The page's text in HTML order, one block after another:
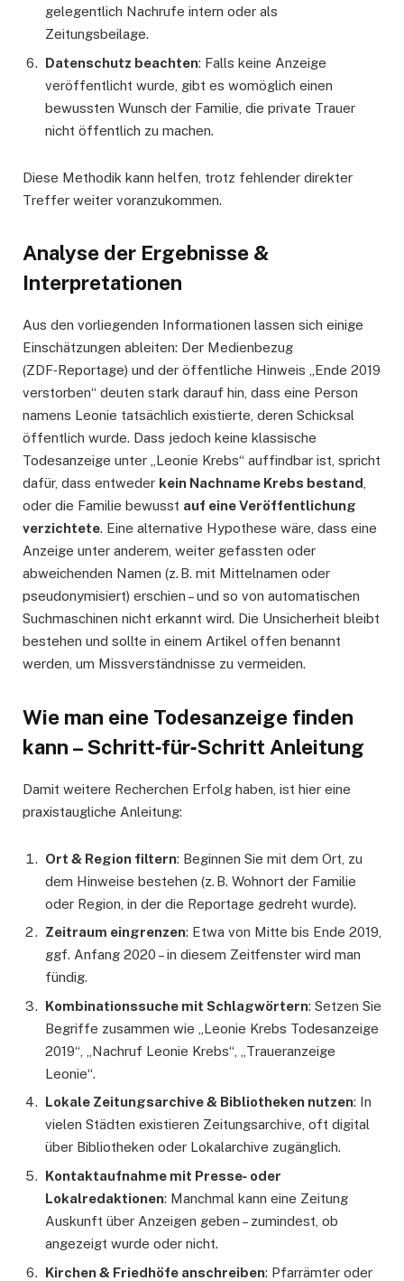
gelegentlich Nachrufe intern oder als
Zeitungsbeilage.
Datenschutz beachten: Falls keine Anzeige
veröffentlicht wurde, gibt es womöglich einen
bewussten Wunsch der Familie, die private Trauer
nicht öffentlich zu machen.
Diese Methodik kann helfen, trotz fehlender direkter
Treffer weiter voranzukommen.
Analyse der Ergebnisse &
Interpretationen
Aus den vorliegenden Informationen lassen sich einige
Einschätzungen ableiten: Der Medienbezug
(ZDF‑Reportage) und der öffentliche Hinweis „Ende 2019
verstorben“ deuten stark darauf hin, dass eine Person
namens Leonie tatsächlich existierte, deren Schicksal
öffentlich wurde. Dass jedoch keine klassische
Todesanzeige unter „Leonie Krebs“ auffindbar ist, spricht
dafür, dass entweder kein Nachname Krebs bestand
oder die Familie bewusst auf eine Veröffentlichung
verzichtete. Eine alternative Hypothese wäre, dass eine
Anzeige unter anderem, weiter gefassten oder
abweichenden Namen (z. B. mit Mittelnamen oder
pseudonymisiert) erschien – und so von automatischen
Suchmaschinen nicht erkannt wird. Die Unsicherheit bleibt
bestehen und sollte in einem Artikel offen benannt
werden, um Missverständnisse zu vermeiden.
Wie man eine Todesanzeige finden
kann – Schritt‑für‑Schritt Anleitung
Damit weitere Recherchen Erfolg haben, ist hier eine
praxistaugliche Anleitung:
Ort & Region filtern: Beginnen Sie mit dem Ort, zu
dem Hinweise bestehen (z. B. Wohnort der Familie
oder Region, in der die Reportage gedreht wurde).
Zeitraum eingrenzen: Etwa von Mitte bis Ende 2019,
ggf. Anfang 2020 – in diesem Zeitfenster wird man
fündig.
Kombinationssuche mit Schlagwörtern: Setzen Sie
Begriffe zusammen wie „Leonie Krebs Todesanzeige
2019“, „Nachruf Leonie Krebs“, „Traueranzeige
Leonie“.
Lokale Zeitungsarchive & Bibliotheken nutzen: In
vielen Städten existieren Zeitungsarchive, oft digital
über Bibliotheken oder Lokalarchive zugänglich.
Kontaktaufnahme mit Presse‑ oder
Lokalredaktionen: Manchmal kann eine Zeitung
Auskunft über Anzeigen geben – zumindest, ob
angezeigt wurde oder nicht.
Kirchen & Friedhöfe anschreiben: Pfarrämter oder